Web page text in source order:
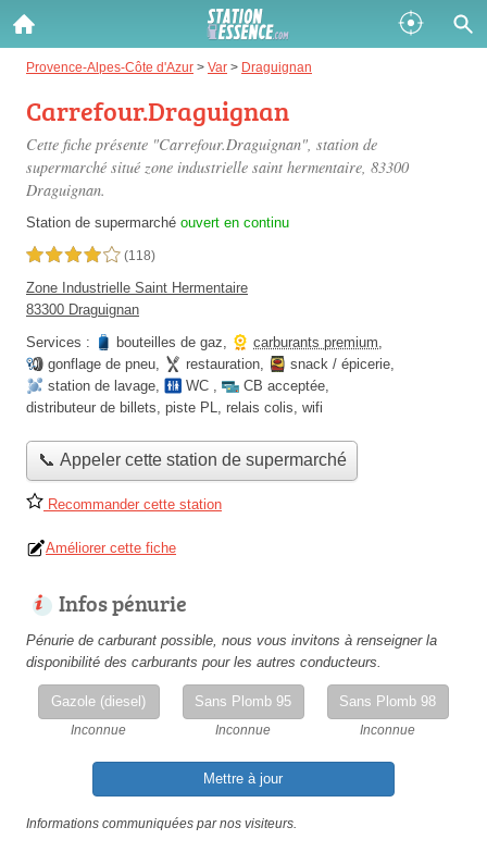
Provence-Alpes-Côte d'Azur > Var > Draguignan
Carrefour.Draguignan
Cette fiche présente "Carrefour.Draguignan", station de
supermarché situé zone industrielle saint hermentaire, 83300
Draguignan.
Station de supermarché ouvert en continu
4,0 étoiles sur 5 (118)
Zone Industrielle Saint Hermentaire
83300 Draguignan
Services :
bouteilles de gaz, carburants premium,
gonflage de pneu, restauration, snack / épicerie,
station de lavage, WC , CB acceptée,
distributeur de billets, piste PL, relais colis, wifi
📞 Appeler cette station de supermarché
Recommander cette station
Améliorer cette fiche
Infos pénurie
Pénurie de carburant possible, nous vous invitons à renseigner la
disponibilité des carburants pour les autres conducteurs.
Gazole (diesel)
Inconnue
Sans Plomb 95
Inconnue
Sans Plomb 98
Inconnue
Mettre à jour
Informations communiquées par nos visiteurs.
Gazole :
Disponible
SP 98 :
SP 95 :
Disponible